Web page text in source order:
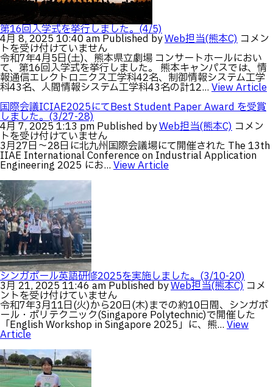
の
ご
案
内
(5/10)
は
第16回入学式を挙行しました。(4/5)
4月 8, 2025 10:40 am Published byWeb担当(熊本C) 第
回
入
学
式
を
挙
行
し
し
た。
コメン
トを受け付けていません
令和7年4月5日(土)、熊本県立劇場 コンサートホールにおい
て、第16回入学式を挙行しました。 熊本キャンパスでは、情
報通信エレクトロニクス工学科42名、制御情報システム工学
科43名、人間情報システム工学科43名の計12... View Article
国際会議ICIAE2025にてBest Student Paper Award を受賞
しました。(3/27-28)
4月 7, 2025 1:13 pm Published byWeb担当(熊本C) 国
会
議
ま
し
た。
(3/27-
28)
は
コメン
トを受け付けていません
3月27日～28日に北九州国際会議場にて開催された The 13th
IIAE International Conference on Industrial Application
Engineering 2025 にお... View Article
シンガポール英語研修2025を実施しました。(3/10-20)
3月 21, 2025 11:46 am Published byWeb担当(熊本C) シ
ガ
ポ
ー
ル
コメ
ントを受け付けていません
令和7年3月11日(火)から20日(木)までの約10日間、シンガポ
ール・ポリテクニック(Singapore Polytechnic)で開催した
「English Workshop in Singapore 2025」に、熊... View
Article